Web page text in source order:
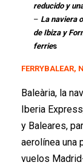
reducido y
– La naviera
de Ibiza y
ferries
Baleària, la
Iberia
y Baleares,
aerolínea una
vuelos